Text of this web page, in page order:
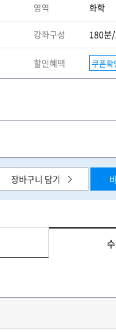
영역 화학
강좌구성 180분
할인혜택 쿠폰확
장바구니 담기